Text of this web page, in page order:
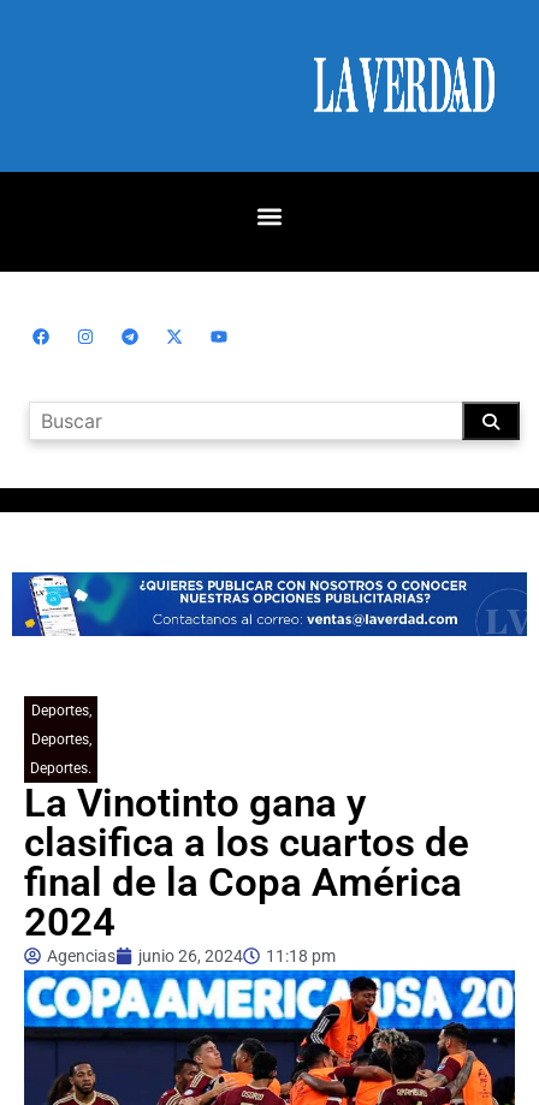
Deportes,
Deportes,
Deportes.
La Vinotinto gana y
clasifica a los cuartos de
final de la Copa América
2024
Agencias junio 26, 2024 11:18 pm